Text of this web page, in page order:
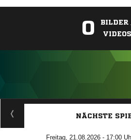
0
BILDER
VIDEOS
ANZEIGE
NÄCHSTE
Freitag, 21.08.2026 - 17:00